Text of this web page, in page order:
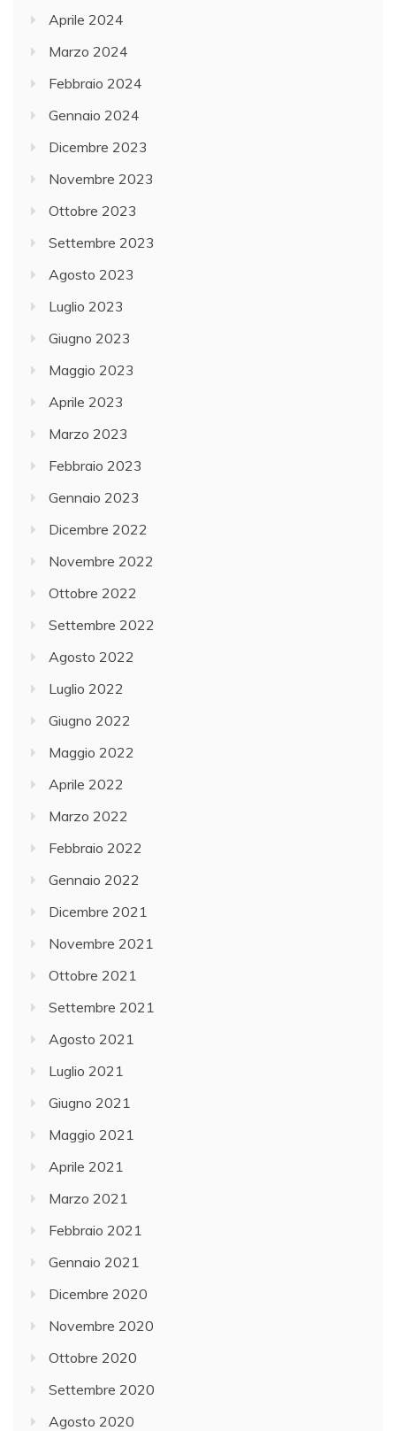
Aprile 2024
Marzo 2024
Febbraio 2024
Gennaio 2024
Dicembre 2023
Novembre 2023
Ottobre 2023
Settembre 2023
Agosto 2023
Luglio 2023
Giugno 2023
Maggio 2023
Aprile 2023
Marzo 2023
Febbraio 2023
Gennaio 2023
Dicembre 2022
Novembre 2022
Ottobre 2022
Settembre 2022
Agosto 2022
Luglio 2022
Giugno 2022
Maggio 2022
Aprile 2022
Marzo 2022
Febbraio 2022
Gennaio 2022
Dicembre 2021
Novembre 2021
Ottobre 2021
Settembre 2021
Agosto 2021
Luglio 2021
Giugno 2021
Maggio 2021
Aprile 2021
Marzo 2021
Febbraio 2021
Gennaio 2021
Dicembre 2020
Novembre 2020
Ottobre 2020
Settembre 2020
Agosto 2020